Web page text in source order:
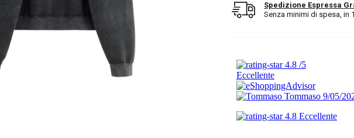
Spedizione Espressa
Senza minimi di spesa, in